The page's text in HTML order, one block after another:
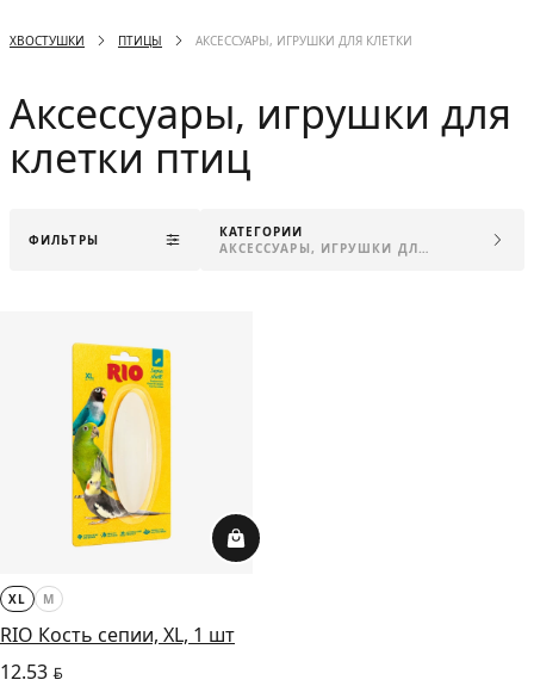
ХВОСТУШКИ ПТИЦЫ АКСЕССУАРЫ, ИГРУШКИ ДЛЯ КЛЕТКИ
Аксессуары, игрушки для
клетки птиц
ФИЛЬТРЫ
КАТЕГОРИИ
АКСЕССУАРЫ, ИГРУШКИ ДЛЯ КЛЕТКИ
XL M
RIO Кость сепии, XL, 1 шт
12.53 BYN